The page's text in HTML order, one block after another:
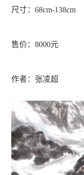
尺寸：68cm-138cm
售价：8000元
作者：张凌超